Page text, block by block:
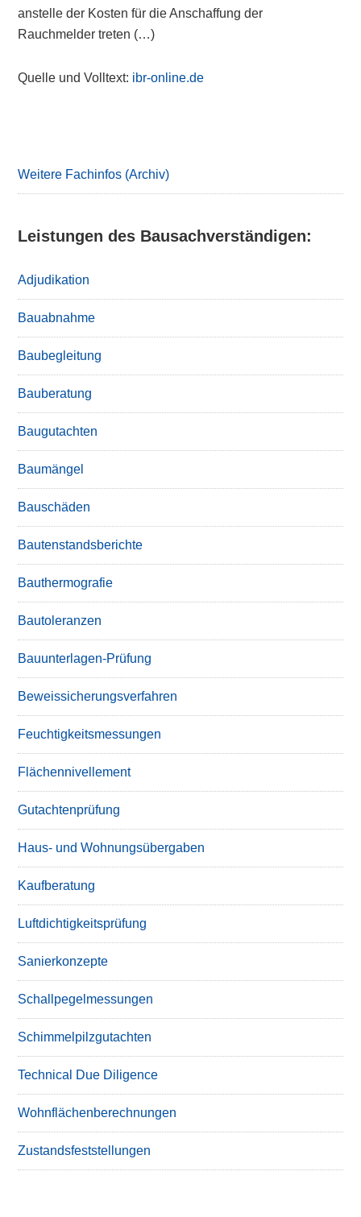
anstelle der Kosten für die Anschaffung der
Rauchmelder treten (…)
Quelle und Volltext: ibr-online.de
Weitere Fachinfos (Archiv)
Leistungen des Bausachverständigen:
Adjudikation
Bauabnahme
Baubegleitung
Bauberatung
Baugutachten
Baumängel
Bauschäden
Bautenstandsberichte
Bauthermografie
Bautoleranzen
Bauunterlagen-Prüfung
Beweissicherungsverfahren
Feuchtigkeitsmessungen
Flächennivellement
Gutachtenprüfung
Haus- und Wohnungsübergaben
Kaufberatung
Luftdichtigkeitsprüfung
Sanierkonzepte
Schallpegelmessungen
Schimmelpilzgutachten
Technical Due Diligence
Wohnflächenberechnungen
Zustandsfeststellungen